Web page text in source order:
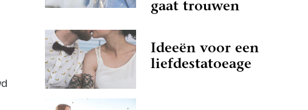
gaat trouwen
Ideeën voor een
liefdestatoeage